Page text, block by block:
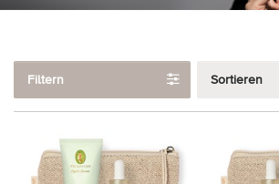
Filtern Sortieren